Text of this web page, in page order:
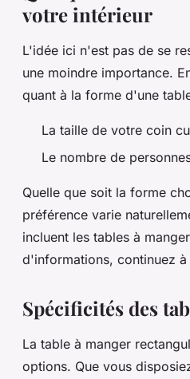
votre intérieur
L'idée ici n'est pas de se
une moindre importance.
quant à la forme d'une
La taille de votre coin
Le nombre de
Quelle que soit la forme
préférence varie
incluent les tables à
d'informations, continuez à
Spécificités des
La table à manger
options. Que vous